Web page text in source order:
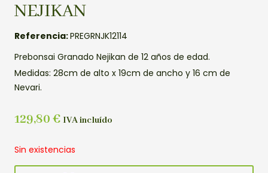
NEJIKAN
Referencia:PREGRNJK12114
Prebonsai Granado Nejikan de 12 años de edad.
Medidas: 28cm de alto x 19cm de ancho y 16 cm de
Nevari.
129,80 € IVA incluído
Sin existencias